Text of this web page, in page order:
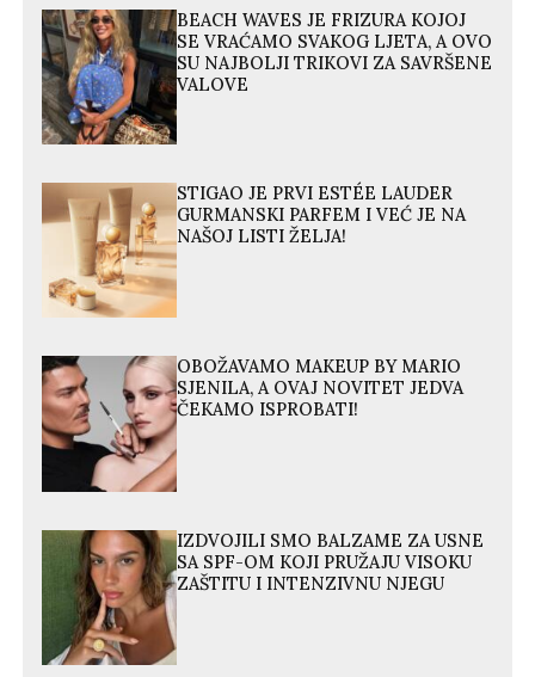
BEACH WAVES JE FRIZURA KOJOJ
SE VRAĆAMO SVAKOG LJETA, A OVO
SU NAJBOLJI TRIKOVI ZA SAVRŠENE
VALOVE
STIGAO JE PRVI ESTÉE LAUDER
GURMANSKI PARFEM I VEĆ JE NA
NAŠOJ LISTI ŽELJA!
OBOŽAVAMO MAKEUP BY MARIO
SJENILA, A OVAJ NOVITET JEDVA
ČEKAMO ISPROBATI!
IZDVOJILI SMO BALZAME ZA USNE
SA SPF-OM KOJI PRUŽAJU VISOKU
ZAŠTITU I INTENZIVNU NJEGU